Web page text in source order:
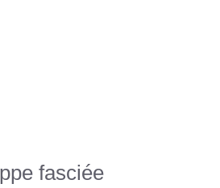
fasciée